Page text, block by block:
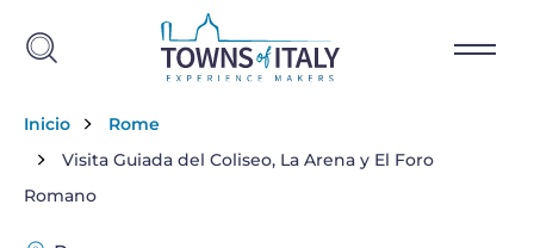
Breadcrumb
Inicio
Rome
Visita Guiada del Coliseo, La Arena y El Foro
Romano